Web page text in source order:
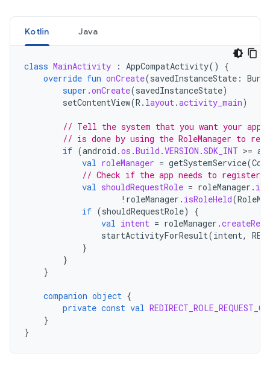
Kotlin Java
class MainActivity : AppCompatActivity()
{
override fun onCreate(savedInstanceState :
super .onCreate(savedInstanceState)
setContentView(R . layout.activity_main)
// Tell the system that you want your
// is done by using the RoleManager to
if (android .os .Build .VERSION .SDK_INT >=
val roleManager = getSystemService(
// Check if the app needs to
val shouldRequestRole = roleManager .
! roleManager . isRoleHeld(
if (shouldRequestRole)
{
val intent = roleManager .
startActivityForResult(intent,
}
}
}
companion object {
private const val
}
}